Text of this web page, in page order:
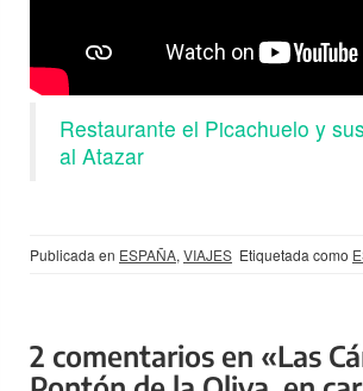
Restaurante el Picachuelo y
al Atazar
Publicada en ESPAÑA, VIAJES Etiquetada como
2 comentarios en «Las